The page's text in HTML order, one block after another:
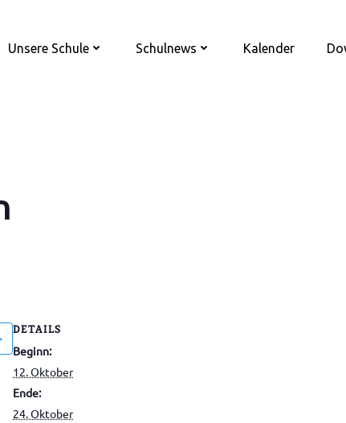
Unsere Schule Schulnews Kalender
DETAILS
Beginn:
12. Oktober
Ende:
24. Oktober